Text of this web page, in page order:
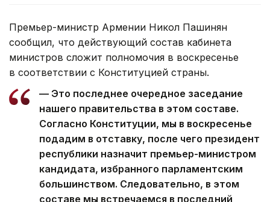
Премьер-министр Армении Никол Пашинян
сообщил, что действующий состав кабинета
министров сложит полномочия в воскресенье
в соответствии с Конституцией страны.
— Это последнее очередное заседание
нашего правительства в этом составе.
Согласно Конституции, мы в воскресенье
подадим в отставку, после чего президент
республики назначит премьер-министром
кандидата, избранного парламентским
большинством. Следовательно, в этом
составе мы встречаемся в последний